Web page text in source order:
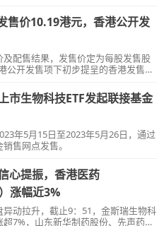
售价10.19港元，香港公开发
配售结果，发售价定为每股发售股
公开发售项下初步提呈的香港发售股
市生物科技ETF发起联接基金
年5月15日至2023年5月26日，通过
售网点发售。
心提振，香港医药
涨幅近3%
动拉升，截止9：51，金斯瑞生物科
7%，山东新华制药股份、先声药业